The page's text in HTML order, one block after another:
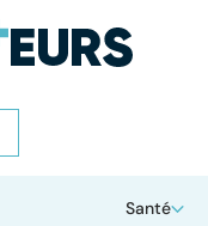
Santé